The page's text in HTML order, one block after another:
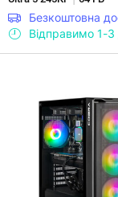
Безкоштовна
Відправимо 1-3